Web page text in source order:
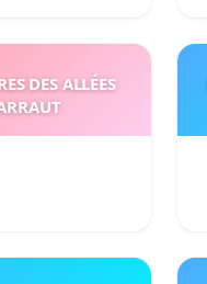
DES ALLÉES